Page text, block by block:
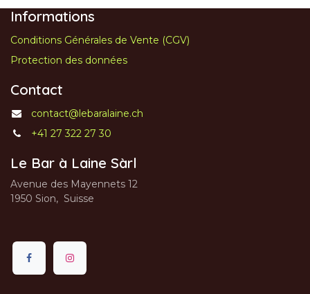
Informations
Conditions Générales de Vente (CGV)
Protection des données
Contact
contact@lebaralaine.ch
+41 27 322 27 30
Le Bar à Laine Sàrl
Avenue des Mayennets 12
1950 Sion, Suisse